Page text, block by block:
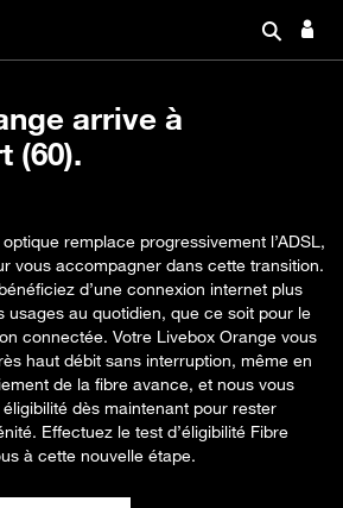
arrive à
(60).
remplace progressivement l’ADSL,
vous accompagner dans cette transition.
d’une connexion internet plus
usages au quotidien, que ce soit pour le
connectée. Votre Livebox Orange vous
haut débit sans interruption, même en
de la fibre avance, et nous vous
dès maintenant pour rester
Effectuez le test d’éligibilité Fibre
à cette nouvelle étape.